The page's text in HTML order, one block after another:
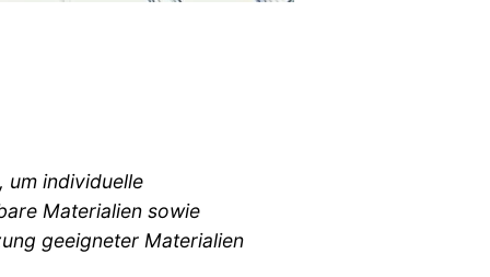
um individuelle
Materialien sowie
geeigneter Materialien